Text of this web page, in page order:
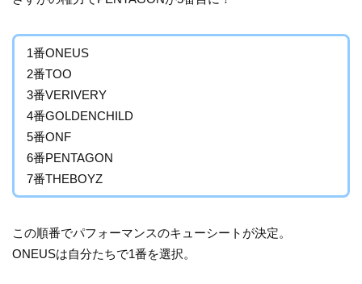
1番ONEUS
2番TOO
3番VERIVERY
4番GOLDENCHILD
5番ONF
6番PENTAGON
7番THEBOYZ
この順番でパフォーマンスのキューシートが決定。
ONEUSは自分たちで1番を選択。